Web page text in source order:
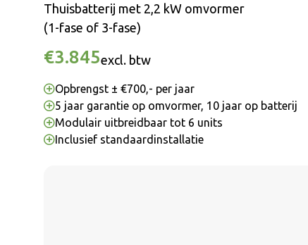
Thuisbatterij met 2,2 kW omvormer
(1-fase of 3-fase)
€3.845excl. btw
Opbrengst ± €700,- per jaar
5 jaar garantie op omvormer, 10 jaar op batterij
Modulair uitbreidbaar tot 6 units
Inclusief standaardinstallatie